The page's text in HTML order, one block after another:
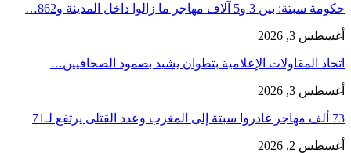
حكومة سبتة: بين 3 و5 آلاف مهاجر ما زالوا داخل المدينة و862…
أغسطس 3, 2026
اتحاد المقاولات الإعلامية بتطوان يشيد بصمود الصحافيين…
أغسطس 3, 2026
73 ألف مهاجر غادروا سبتة إلى المغرب وعدد القتلى يرتفع لـ71
أغسطس 2, 2026